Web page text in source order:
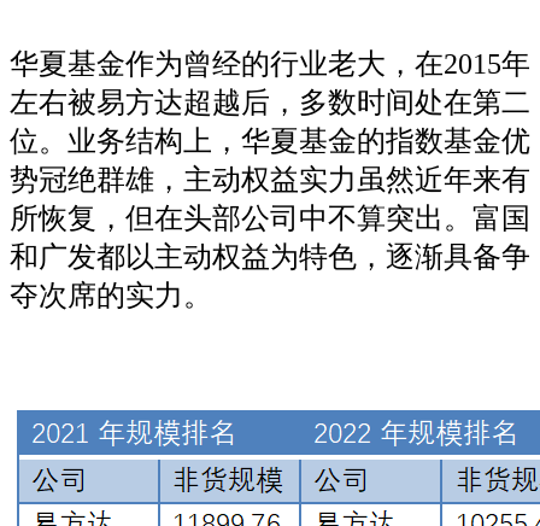
华夏基金作为曾经的行业老大，在2015年
左右被易方达超越后，多数时间处在第二
位。业务结构上，华夏基金的指数基金优
势冠绝群雄，主动权益实力虽然近年来有
所恢复，但在头部公司中不算突出。富国
和广发都以主动权益为特色，逐渐具备争
夺次席的实力。